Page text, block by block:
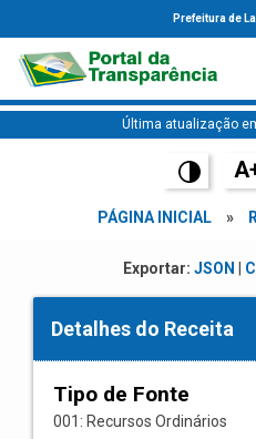
Prefeitura de
Última atualização
PÁGINA INICIAL »
Exportar: JSON
Detalhes do Receita
Tipo de Fonte
001: Recursos Ordinários